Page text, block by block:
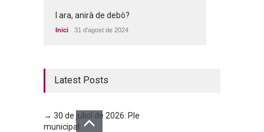
I ara, anirà de debò?
Inici 31 d'agost de 2024
Latest Posts
→ 30 de juliol de 2026. Ple
municipal